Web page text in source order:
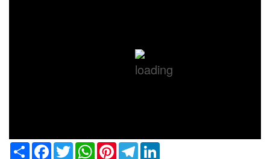
ShareFacebook
TwitterWhatsApp
PinterestTelegram